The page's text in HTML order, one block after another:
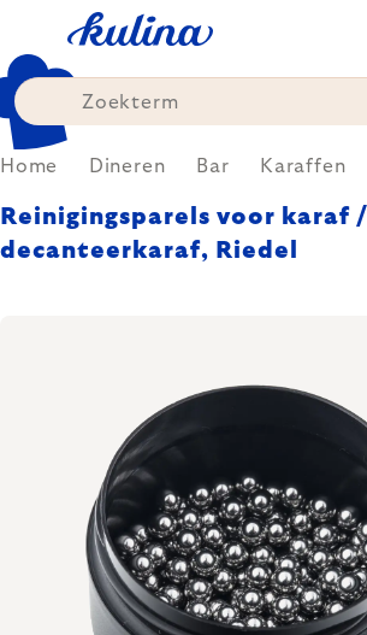
content
Home Dineren Bar Karaffen
Reinigingsparels voor karaf /
decanteerkaraf, Riedel